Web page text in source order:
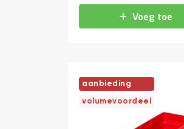
Voeg toe
aanbieding
volumevoordeel